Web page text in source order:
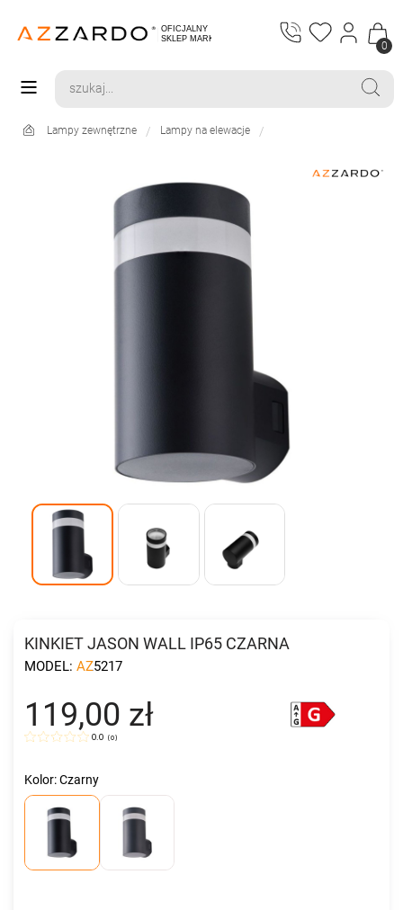
0
Lampy zewnętrzne Lampy na elewacje
KINKIET JASON WALL IP65 CZARNA
MODEL: AZ5217
119,00 zł
0.0 (0)
Kolor: Czarny